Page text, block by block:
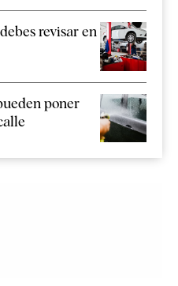
revisar en
poner